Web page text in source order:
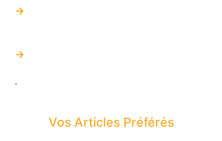
.
Vos Articles Préférés